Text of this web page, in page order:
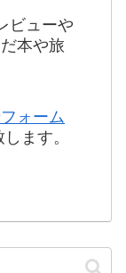
ビューや
本や旅
ォーム
ます。